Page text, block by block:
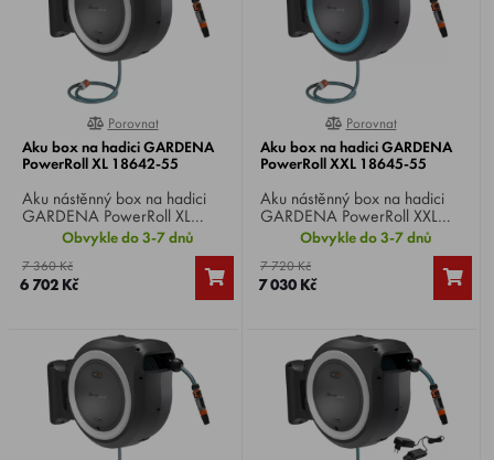
0%
Porovnat
Aku box na hadici GARDENA
PowerRoll XL 18642-55
Aku nástěnný box na hadici
GARDENA PowerRoll XL
18642-55 , Li-ion 18 V,
hadice 35 mm, automatické
navinutí pouhým stisknutím
tlačítka.
Obvykle do 3-7 dnů
7 360 Kč
6 702 Kč
0%
Porovnat
Aku box na hadici GARDENA
PowerRoll XXL 18645-55
Aku nástěnný box na hadici
GARDENA PowerRoll XXL
18645-55 , Li-ion 18 V,
hadice 40 mm, automatické
navinutí pouhým stisknutím
tlačítka.
Obvykle do 3-7 dnů
7 720 Kč
7 030 Kč